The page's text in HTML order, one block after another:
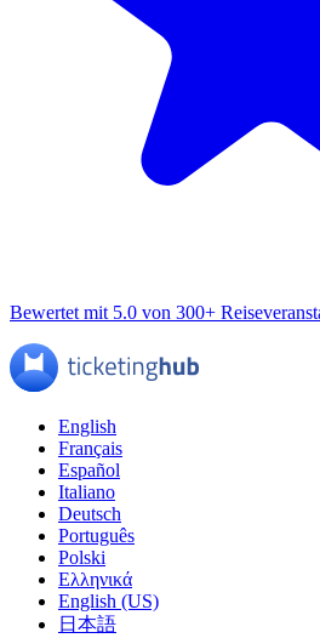
Bewertet mit 5.0 von 300+
English
Français
Español
Italiano
Deutsch
Português
Polski
Ελληνικά
English (US)
日本語